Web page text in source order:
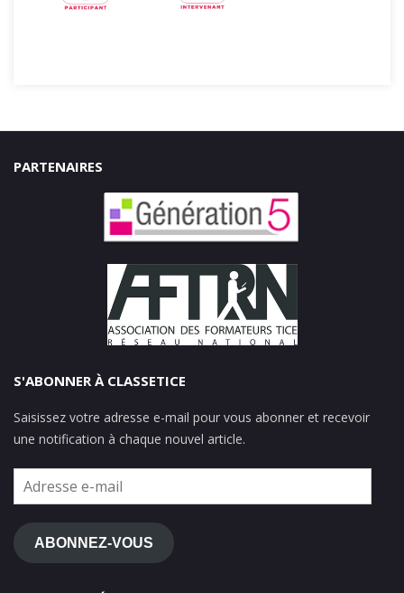
PARTENAIRES
S'ABONNER À CLASSETICE
Saisissez votre adresse e-mail pour vous abonner et recevoir
une notification à chaque nouvel article.
Adresse
e-
mail
ABONNEZ-VOUS